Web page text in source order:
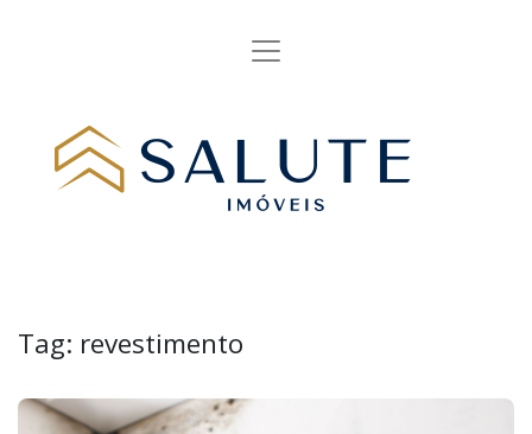
Tag: revestimento